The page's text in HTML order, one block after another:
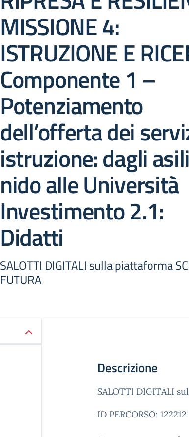
MISSIONE 4:
ISTRUZIONE E
Componente 1 –
Potenziamento
dell’offerta dei
istruzione: dagli asili
nido alle Università
Investimento 2.1:
Didatti
SALOTTI DIGITALI sulla piattaforma
FUTURA
Descrizione
SALOTTI DIGITALI
ID PERCORSO: 122212